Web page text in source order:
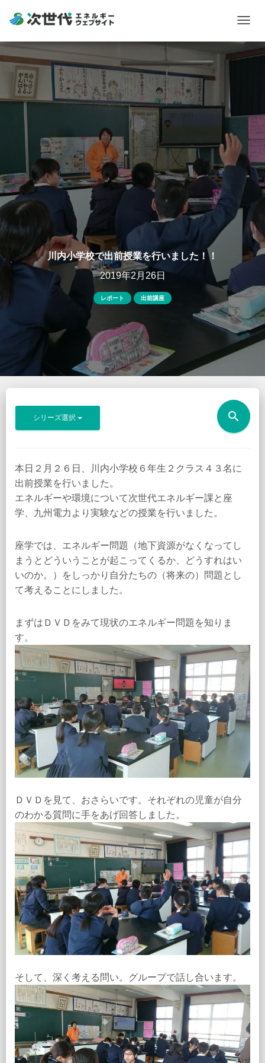
川内小学校で出前授業を行いました！！
2019年2月26日
レポート 出前講座
シリーズ選択 search
本日２月２６日、川内小学校６年生２クラス４３名に
出前授業を行いました。
エネルギーや環境について次世代エネルギー課と座
学、九州電力より実験などの授業を行いました。
座学では、エネルギー問題（地下資源がなくなってし
まうとどういうことが起こってくるか、どうすれはい
いのか。）をしっかり自分たちの（将来の）問題とし
て考えることにしました。
まずはＤＶＤをみて現状のエネルギー問題を知りま
す。
ＤＶＤを見て、おさらいです。それぞれの児童が自分
のわかる質問に手をあげ回答しました。
そして、深く考える問い。グループで話し合います。